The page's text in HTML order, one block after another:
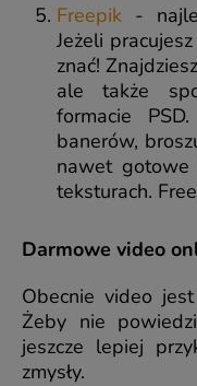
Freepik -
Jeżeli
znać!
ale także
formacie
banerów,
nawet gotowe
teksturach.
Darmowe video
Obecnie video
Żeby nie
jeszcze lepiej
zmysły.